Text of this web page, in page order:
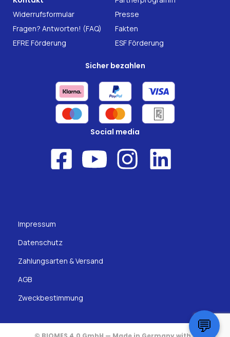
Forschung
Widerrufsformular
Presse
Fragen? Antworten! (FAQ)
Fakten
EFRE Förderung
ESF Förderung
Sicher bezahlen
Social media
Impressum
Datenschutz
Zahlungsarten & Versand
AGB
Zweckbestimmung
💬